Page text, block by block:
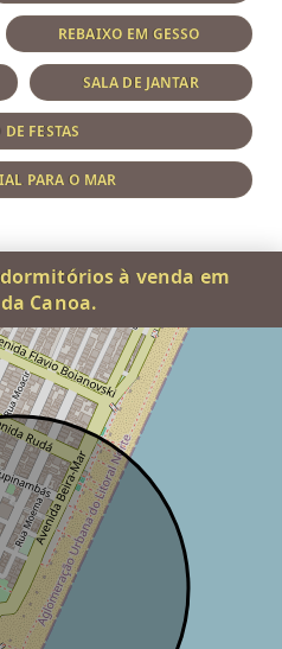
REBAIXO EM GESSO
SALA DE JANTAR
FESTAS
PARA O MAR
à venda em
Canoa.